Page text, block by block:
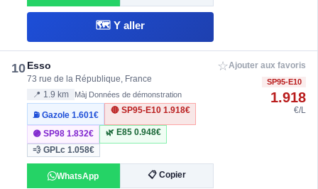
🗺️ Y aller
10Esso
73 rue de la République, France
📍 1.9 km Màj Données de démonstration
⛽ Gazole1.601€
🔴 SP95-E10 1.918€
🟣 SP981.832€ 🌿 E85 0.948€
💨 GPLc1.058€
WhatsApp 📋 Copier
☆Ajouter aux favoris
SP95-E10
1.918
€/L